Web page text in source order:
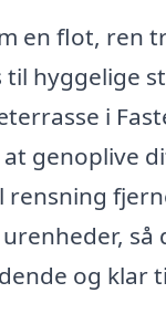
en flot, ren
hyggelige
i
genoplive
rensning
så
og klar